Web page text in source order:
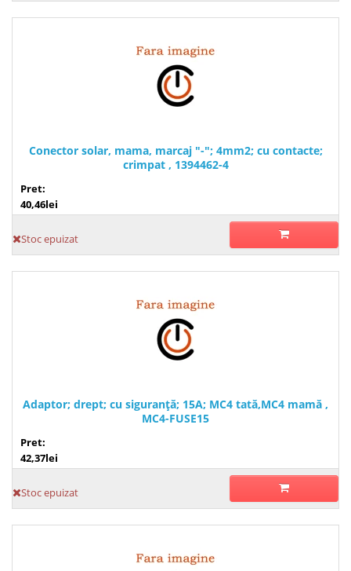
Conector solar, mama, marcaj "-"; 4mm2; cu contacte;
crimpat , 1394462-4
Pret:
40,46lei
Stoc epuizat
Adaptor; drept; cu siguranţă; 15A; MC4 tată,MC4 mamă ,
MC4-FUSE15
Pret:
42,37lei
Stoc epuizat